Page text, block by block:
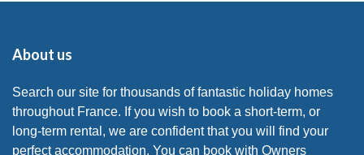
About us
Search our site for thousands of fantastic holiday homes
throughout France. If you wish to book a short-term, or
long-term rental, we are confident that you will find your
perfect accommodation. You can book with Owners